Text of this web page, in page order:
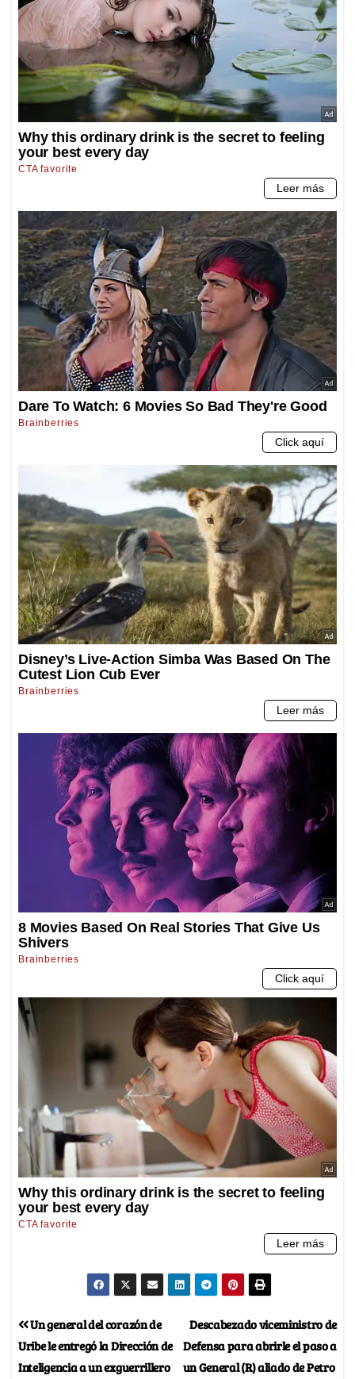
Descabezado viceministro de
Defensa para abrirle el paso a
un General (R) aliado de Petro
Un general del corazón de
Uribe le entregó la Dirección de
Inteligencia a un exguerrillero